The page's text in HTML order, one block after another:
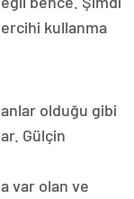
kullanma
olduğu gibi
Gülçin
var olan ve